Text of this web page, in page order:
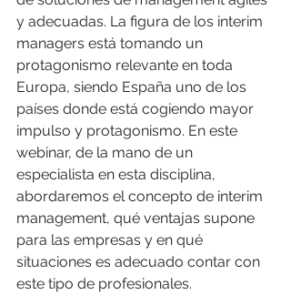
y adecuadas. La figura de los interim
managers está tomando un
protagonismo relevante en toda
Europa, siendo España uno de los
países donde está cogiendo mayor
impulso y protagonismo. En este
webinar, de la mano de un
especialista en esta disciplina,
abordaremos el concepto de interim
management, qué ventajas supone
para las empresas y en qué
situaciones es adecuado contar con
este tipo de profesionales.